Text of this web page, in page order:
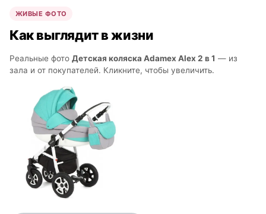
ЖИВЫЕ ФОТО
Как выглядит в жизни
Реальные фото Детская коляска Adamex Alex 2 в 1 — из
зала и от покупателей. Кликните, чтобы увеличить.